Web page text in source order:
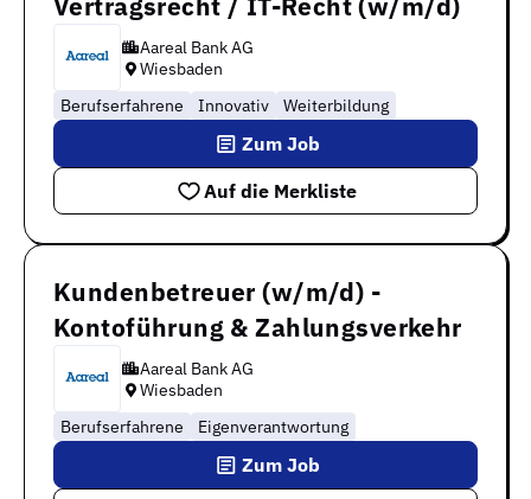
Aareal Bank AG
Wiesbaden
Berufserfahrene
Innovativ Weiterbildung
Auf die Merkliste
Zum Job
Kundenbetreuer (w/m/d) -
Kontoführung & Zahlungsverkehr
Aareal Bank AG
Wiesbaden
Berufserfahrene
Eigenverantwortung
Zum Job